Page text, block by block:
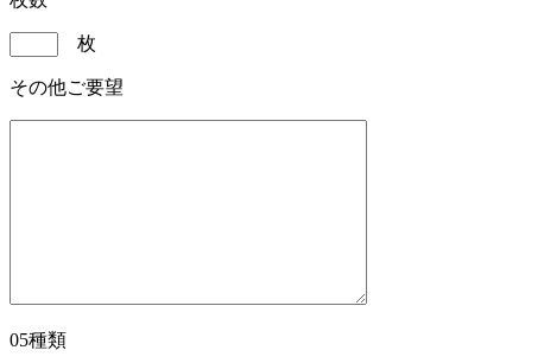
枚
その他ご要望
05種類